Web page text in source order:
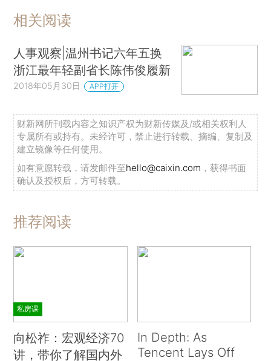
相关阅读
人事观察|温州书记六年五换
浙江最年轻副省长陈伟俊履新
2018年05月30日 APP打开
财新网所刊载内容之知识产权为财新传媒及/或相关权利人
专属所有或持有。未经许可，禁止进行转载、摘编、复制及
建立镜像等任何使用。
如有意愿转载，请发邮件至hello@caixin.com ，获得书面
确认及授权后，方可转载。
推荐阅读
私房课
向松祚：宏观经济70
讲，带你了解国内外
In Depth: As
Tencent Lays Off